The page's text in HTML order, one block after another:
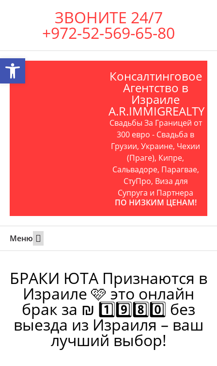
ЗВОНИТЕ 24/7
+972-52-569-65-80
Консалтинговое
Агентство в
Израиле
A.R.IMMIGREALTY
Свадьбы За Границей от
300 евро - Свадьба в
Грузии, Украине, Чехии
(Праге), Кипре,
Сальвадоре, Парагвае,
СтуПро, Виза для
Супруга и Партнера
ПО НИЗКИМ ЦЕНАМ!
Меню
БРАКИ ЮТА Признаются в
Израиле 🩷 это онлайн
брак за ₪ 1️⃣9️⃣8️⃣0️⃣ без
выезда из Израиля – ваш
лучший выбор!
Открыть панель инструментов